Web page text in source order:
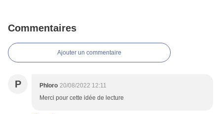
Commentaires
Ajouter un commentaire
P Phloro 20/08/2022 12:11
Merci pour cette idée de lecture